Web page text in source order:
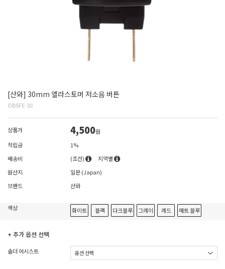
[산와] 30mm 엘라스토머 저소음 버튼
OBSFE-30
상품가 4,500원
적립금
1%
배송비
(조건)
지역별
원산지
일본 (Japan)
브랜드
산와
색상 화이트 블랙 다크블루 그레이 레드 매트 블루
+ 추가 옵션 선택
솔더 어시스트